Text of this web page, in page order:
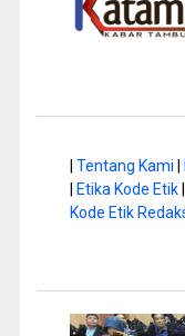
Tentang Kami
Etika Kode Etik|
Kode Etik